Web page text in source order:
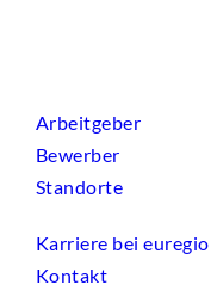
Arbeitgeber
Bewerber
Standorte
Karriere bei euregio
Kontakt